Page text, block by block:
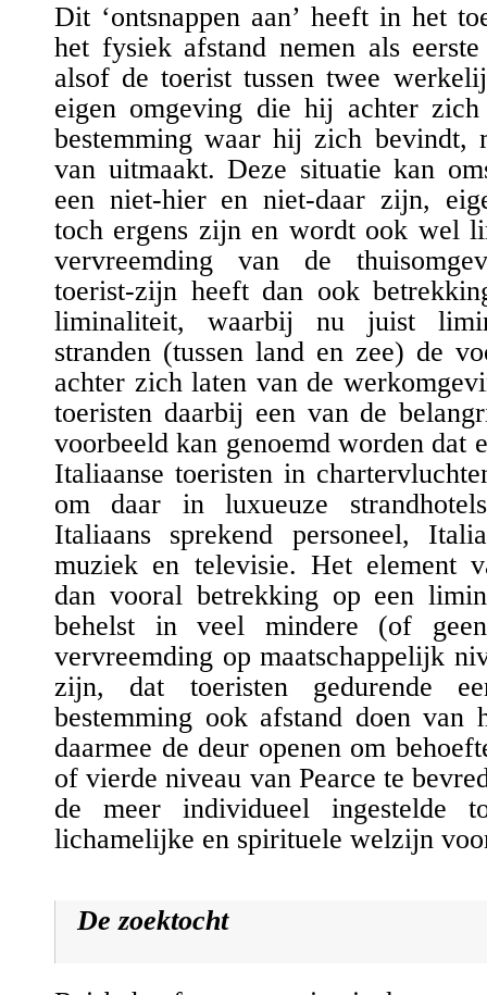
Dit ‘ontsnappen aan’ heeft in het
het fysiek afstand nemen als
alsof de toerist tussen twee
eigen omgeving die hij achter
bestemming waar hij zich bevindt,
van uitmaakt. Deze situatie kan
een niet-hier en niet-daar zijn,
toch ergens zijn en wordt ook wel
vervreemding van de
toerist-zijn heeft dan ook
liminaliteit, waarbij nu juist
stranden (tussen land en zee) de
achter zich laten van de
toeristen daarbij een van de
voorbeeld kan genoemd worden dat e
Italiaanse toeristen in
om daar inluxueuze strandhotels
Italiaans sprekend personeel,
muziek en televisie. Het element
dan vooral betrekking op een
behelst in veel mindere (of
vervreemding op maatschappelijk
zijn, dat toeristen gedurende
bestemming ook afstand doen van
daarmee de deur openen om
of vierde niveau van Pearce te
de meer individueel ingestelde
lichamelijke en spirituele welzijn
De zoektocht